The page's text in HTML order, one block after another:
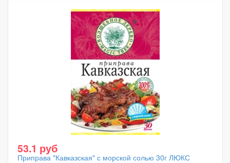
53.1 руб
Приправа "Кавказская" с морской солью 30г ЛЮКС